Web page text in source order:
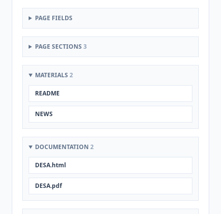
PAGE FIELDS
PAGE SECTIONS 3
MATERIALS 2
README
NEWS
DOCUMENTATION 2
DESA.html
DESA.pdf